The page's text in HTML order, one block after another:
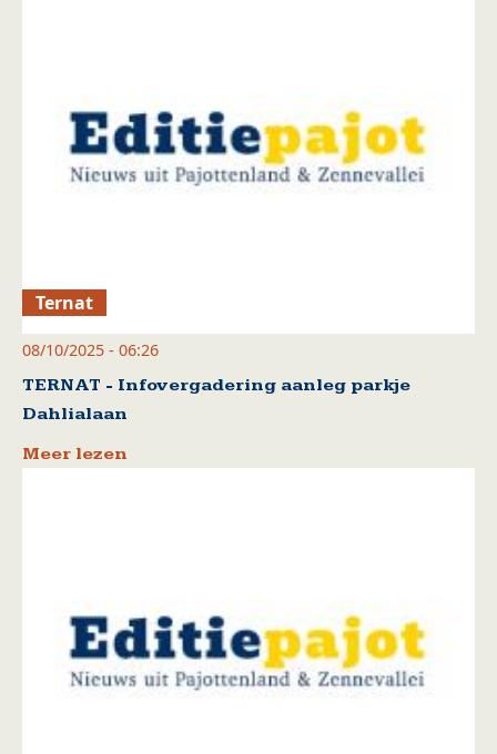
Ternat
08/10/2025 - 06:26
TERNAT - Infovergadering aanleg parkje
Dahlialaan
Meer lezen